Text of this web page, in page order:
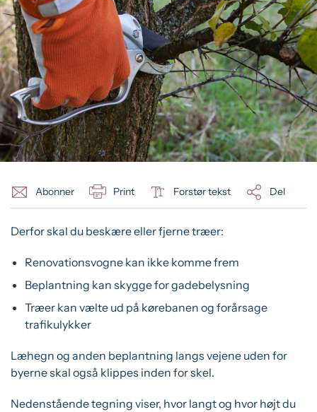
Abonner Print Forstør tekst Del
Derfor skal du beskære eller fjerne træer:
Renovationsvogne kan ikke komme frem
Beplantning kan skygge for gadebelysning
Træer kan vælte ud på kørebanen og forårsage
trafikulykker
Læhegn og anden beplantning langs vejene uden for
byerne skal også klippes inden for skel.
Nedenstående tegning viser, hvor langt og hvor højt du